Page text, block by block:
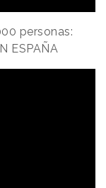
personas:
ESPAÑA